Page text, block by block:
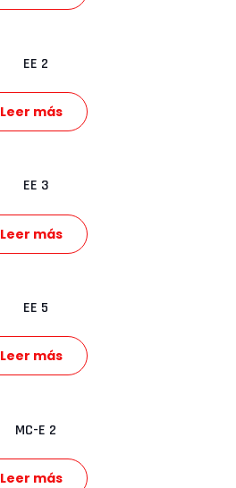
EE 2
Leer más
EE 3
Leer más
EE 5
Leer más
MC-E 2
Leer más